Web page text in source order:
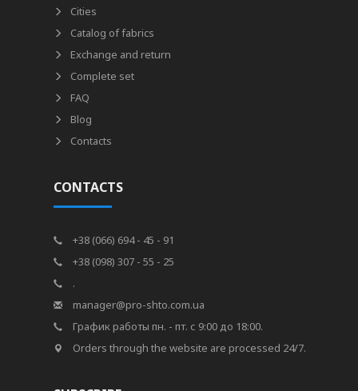
Cities
Catalog of fabrics
Exchange and return
Complete set
FAQ
Blog
Contacts
CONTACTS
+38 (066) 694 - 45 - 91
+38 (098) 307 - 55 - 25
.
manager@pro-shto.com.ua
График работы пн. - пт. с 9:00 до 18:00.
Orders through the website are processed 24/7.